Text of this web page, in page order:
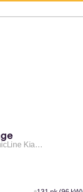
Kia…